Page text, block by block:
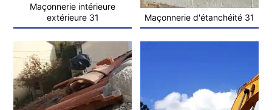
Maçonnerie intérieure
extérieure 31
Maçonnerie d'étanchéité 31